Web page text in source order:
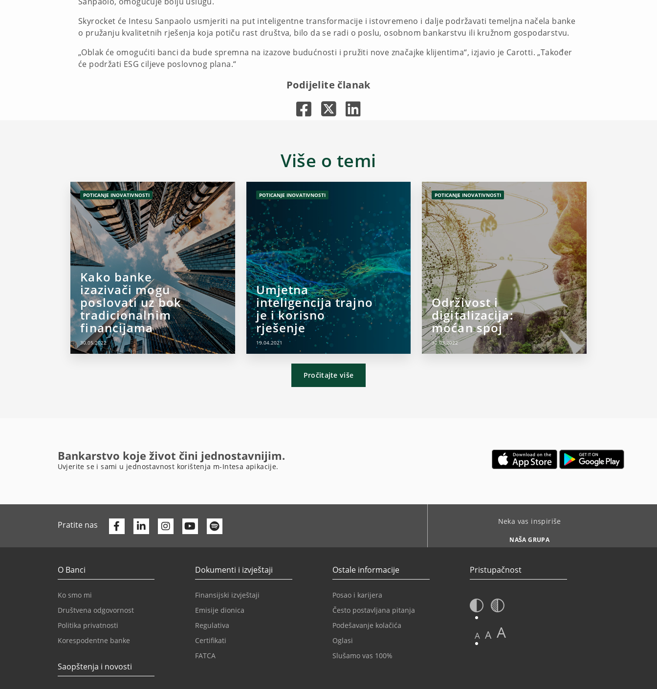
Skyrocket će Intesu Sanpaolo usmjeriti na put inteligentne transformacije i istovremeno i dalje podržavati temeljna načela banke
o pružanju kvalitetnih rješenja koja potiču rast društva, bilo da se radi o poslu, osobnom bankarstvu ili kružnom gospodarstvu.
„Oblak će omogućiti banci da bude spremna na izazove budućnosti i pružiti nove značajke klijentima“, izjavio je Carotti. „Također
će podržati ESG ciljeve poslovnog plana.“
Podijelite članak
Više o temi
POTICANJE INOVATIVNOSTI
Kako banke
izazivači mogu
poslovati uz bok
tradicionalnim
financijama
30.05.2022
POTICANJE INOVATIVNOSTI
Umjetna
inteligencija trajno
je i korisno
rješenje
19.04.2021
POTICANJE INOVATIVNOSTI
Održivost i
digitalizacija:
moćan spoj
30.03.2022
Pročitajte više
Bankarstvo koje život čini jednostavnijim.
Uvjerite se i sami u jednostavnost korištenja m-Intesa apikacije.
Pratite nas Facebook
Linkedin Youtube Neka vas inspiriše
NAŠA GRUPA
O Banci
Ko smo mi
Društvena odgovornost
Politika privatnosti
Korespodentne banke
Saopštenja i novosti
Dokumenti i izvještaji
Finansijski izvještaji
Emisije dionica
Regulativa
Certifikati
FATCA
Ostale informacije
Posao i karijera
Često postavljana pitanja
Podešavanje kolačića
Oglasi
Slušamo vas 100%
Pristupačnost
A A A